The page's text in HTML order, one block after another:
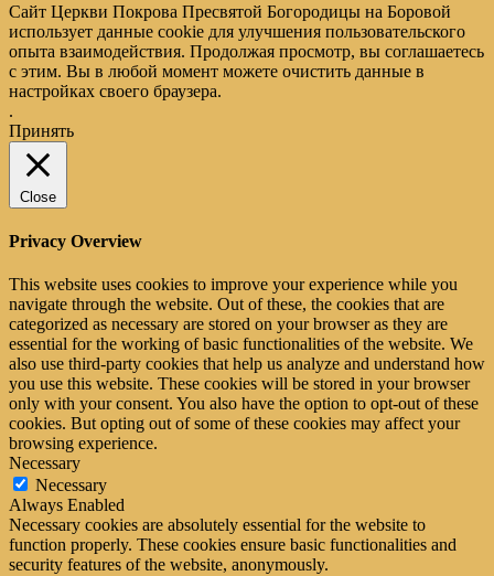
Сайт Церкви Покрова Пресвятой Богородицы на Боровой
использует данные cookie для улучшения пользовательского
опыта взаимодействия. Продолжая просмотр, вы соглашаетесь
с этим. Вы в любой момент можете очистить данные в
настройках своего браузера.
.
Принять
Close
Privacy Overview
This website uses cookies to improve your experience while you
navigate through the website. Out of these, the cookies that are
categorized as necessary are stored on your browser as they are
essential for the working of basic functionalities of the website. We
also use third-party cookies that help us analyze and understand how
you use this website. These cookies will be stored in your browser
only with your consent. You also have the option to opt-out of these
cookies. But opting out of some of these cookies may affect your
browsing experience.
Necessary
Necessary
Always Enabled
Necessary cookies are absolutely essential for the website to
function properly. These cookies ensure basic functionalities and
security features of the website, anonymously.